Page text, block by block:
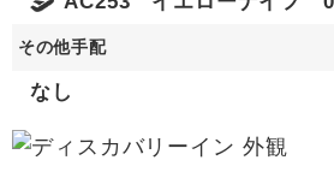
その他手配
なし